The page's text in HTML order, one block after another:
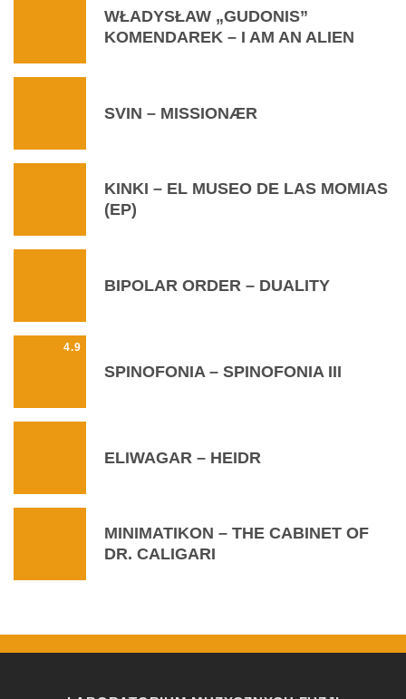
WŁADYSŁAW „GUDONIS”
KOMENDAREK – I AM AN ALIEN
SVIN – MISSIONÆR
KINKI – EL MUSEO DE LAS MOMIAS
(EP)
BIPOLAR ORDER – DUALITY
4.9
SPINOFONIA – SPINOFONIA III
ELIWAGAR – HEIDR
MINIMATIKON – THE CABINET OF
DR. CALIGARI